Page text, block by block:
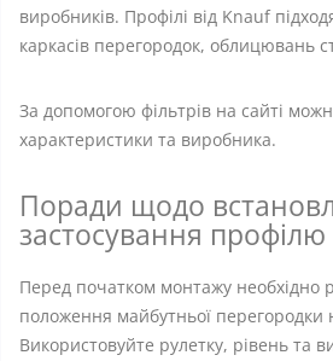
виробників. Профілі від Knauf
каркасів перегородок, облицювань
За допомогою фільтрів на сайті
характеристики та виробника.
Поради щодо
застосування профілю
Перед початком монтажу необхідно
положення майбутньої перегородки
Використовуйте рулетку, рівень та